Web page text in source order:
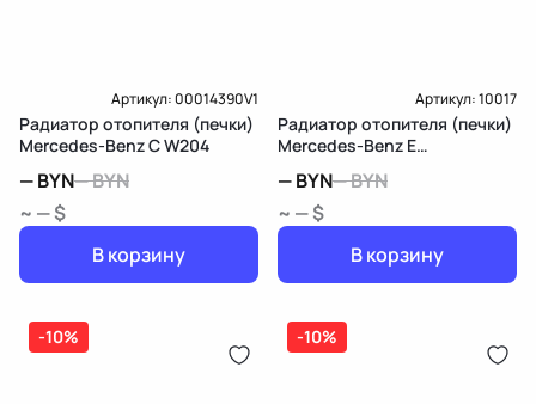
Артикул:00014390V1
Радиатор отопителя (печки)
Mercedes-Benz C W204
—BYN—BYN
~ — $
В корзину
Артикул:10017
Радиатор отопителя (печки)
Mercedes-Benz E
—BYN—BYN
~ — $
В корзину
-10% -10%